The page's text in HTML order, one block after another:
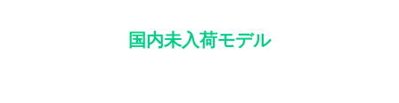
国内未入荷モデル